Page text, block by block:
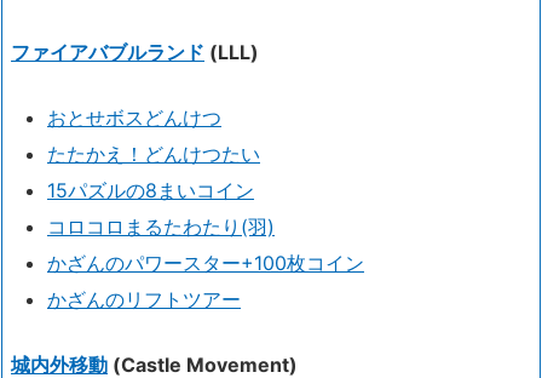
ファイアバブルランド (LLL)
おとせボスどんけつ
たたかえ！どんけつたい
15パズルの8まいコイン
コロコロまるたわたり(羽)
かざんのパワースター+100枚コイン
かざんのリフトツアー
城内外移動 (Castle Movement)